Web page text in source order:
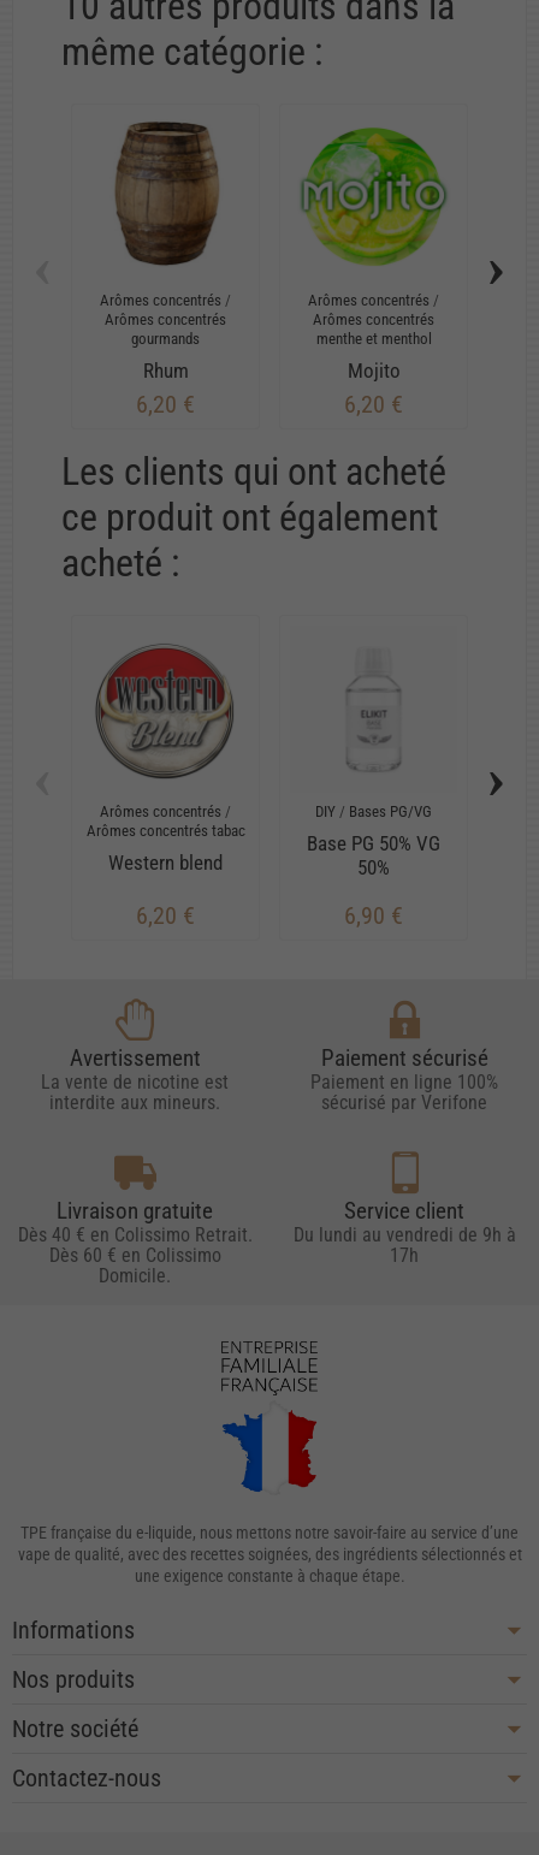
même catégorie :
Arômes concentrés /
Arômes concentrés
gourmands
Rhum
6,20 €
Arômes concentrés /
Arômes concentrés
menthe et menthol
Mojito
6,20 €
›
Les clients qui ont acheté
ce produit ont également
acheté :
Arômes concentrés /
Arômes concentrés tabac
Western blend
6,20 €
DIY / Bases PG/VG
Base PG 50% VG
50%
6,90 €
›
Avertissement
La vente de nicotine est
interdite aux mineurs.
Paiement sécurisé
Paiement en ligne 100%
sécurisé par Verifone
Livraison gratuite
Dès 40 € en Colissimo Retrait.
Dès 60 € en Colissimo
Domicile.
Service client
Du lundi au vendredi de 9h à
17h
TPE française du e-liquide, nous mettons notre savoir-faire au service d’une
vape de qualité, avec des recettes soignées, des ingrédients sélectionnés et
une exigence constante à chaque étape.
Informations
Nos produits
Notre société
Contactez-nous